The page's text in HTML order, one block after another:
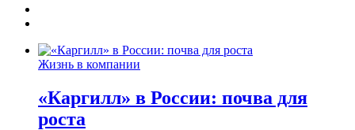
Жизнь в компании
«Каргилл» в России: почва для
роста